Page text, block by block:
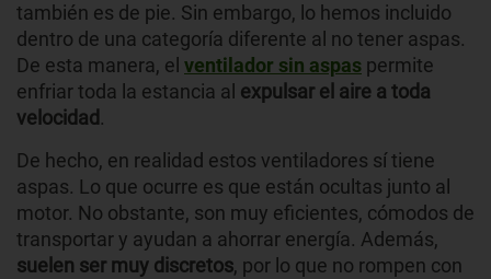
también es de pie. Sin embargo, lo hemos incluido
dentro de una categoría diferente al no tener aspas.
De esta manera, el ventilador sin aspas permite
enfriar toda la estancia al expulsar el aire a toda
velocidad .
De hecho, en realidad estos ventiladores sí tiene
aspas. Lo que ocurre es que están ocultas junto al
motor. No obstante, son muy eficientes, cómodos de
transportar y ayudan a ahorrar energía. Además,
suelen ser muy discretos, por lo que no rompen con